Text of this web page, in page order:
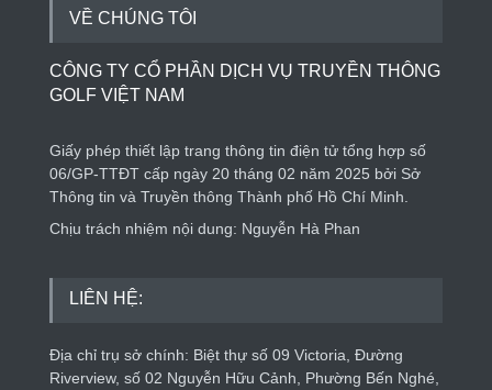
VỀ CHÚNG TÔI
CÔNG TY CỔ PHẦN DỊCH VỤ TRUYỀN THÔNG
GOLF VIỆT NAM
Giấy phép thiết lập trang thông tin điện tử tổng hợp số
06/GP-TTĐT cấp ngày 20 tháng 02 năm 2025 bởi Sở
Thông tin và Truyền thông Thành phố Hồ Chí Minh.
Chịu trách nhiệm nội dung: Nguyễn Hà Phan
LIÊN HỆ:
Địa chỉ trụ sở chính: Biệt thự số 09 Victoria, Đường
Riverview, số 02 Nguyễn Hữu Cảnh, Phường Bến Nghé,